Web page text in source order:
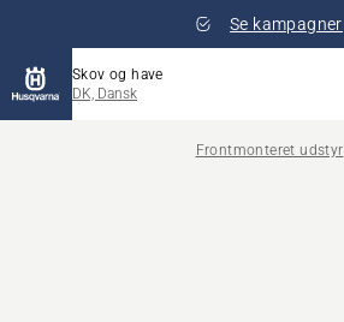
Se kampagner
Skov og have
DK, Dansk
Frontmonteret udstyr